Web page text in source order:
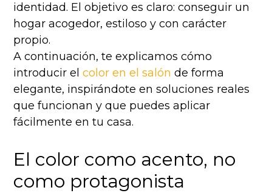
identidad. El objetivo es claro: conseguir un
hogar acogedor, estiloso y con carácter
propio.
A continuación, te explicamos cómo
introducir elcolor en el salón de forma
elegante, inspirándote en soluciones reales
que funcionan y que puedes aplicar
fácilmente en tu casa.
El color como acento, no
como protagonista